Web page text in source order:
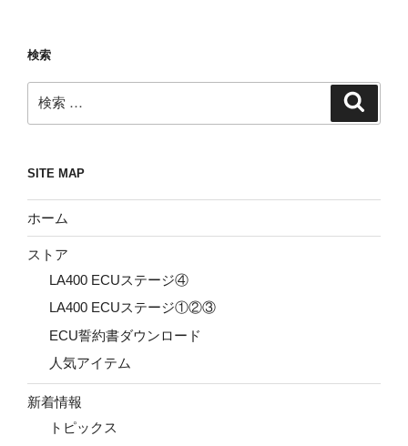
検索
索:
SITE MAP
ホーム
ストア
LA400 ECUステージ④
LA400 ECUステージ①②③
ECU誓約書ダウンロード
人気アイテム
新着情報
トピックス